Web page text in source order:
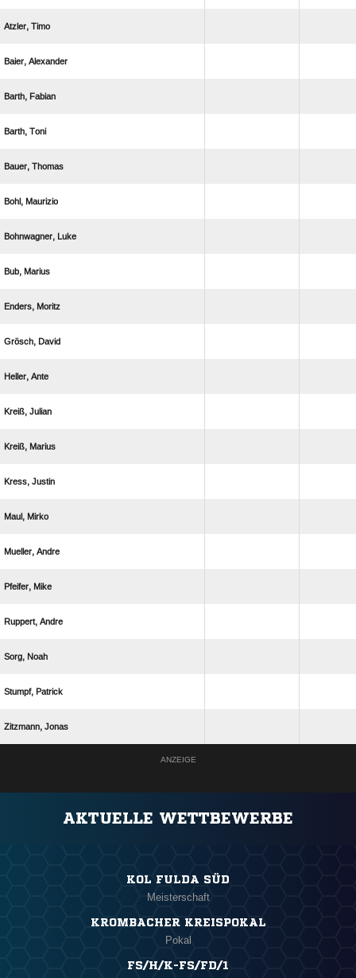
 
 
 
 
 
 
 
 
 
 
 
 
 
 
 
 
 
 
 
 
 
ANZEIGE
AKTUELLE WETTBEWERBE
KOL FULDA SÜD
Meisterschaft
KROMBACHER KREISPOKAL
Pokal
FS/H/K-FS/FD/1